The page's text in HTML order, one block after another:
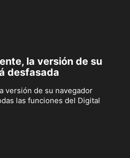
la versión de su
desfasada
versión de su navegador
las funciones del Digital